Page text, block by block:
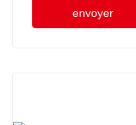
envoyer